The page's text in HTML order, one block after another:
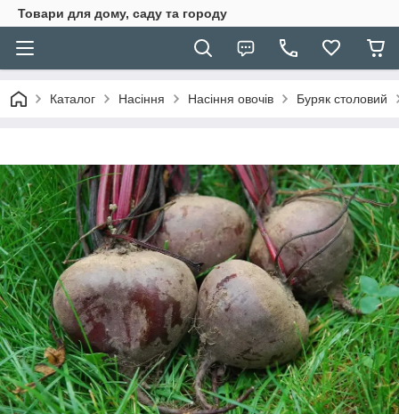
Товари для дому, саду та городу
Каталог Насіння Насіння овочів Буряк столовий